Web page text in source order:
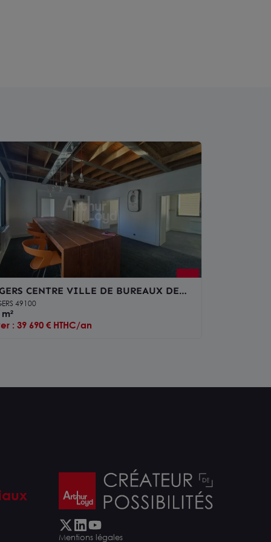
CENTRE VILLE DE BUREAUX DE
M² A LOUER
49100
: 39 690 € HTHC/an
Mentions légales